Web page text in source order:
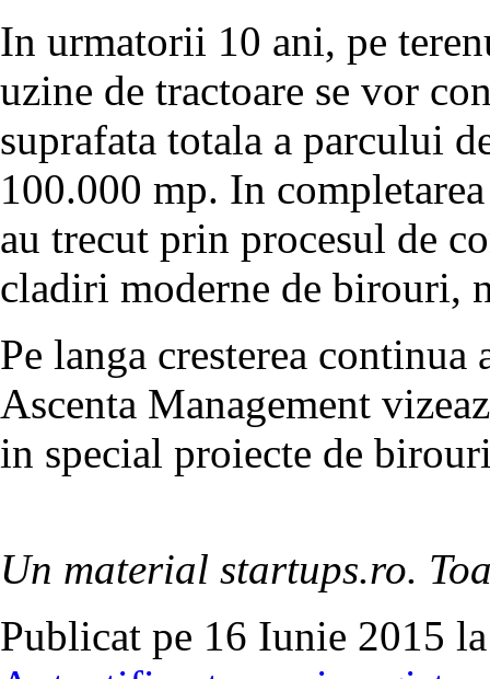
In urmatorii 10 ani, pe
uzine de tractoare se vor
suprafata totala a parcului
100.000 mp. In
au trecut prin procesul de
cladiri moderne de birouri,
Pe langa cresterea
Ascenta Management
in special proiecte de
Un material startups.ro.
Publicat pe 16 Iunie 2015